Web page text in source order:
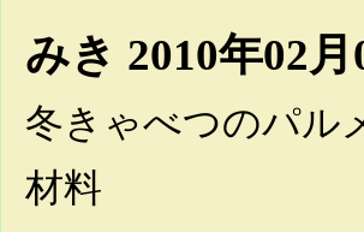
みき 2010年02
冬きゃべつのパル
材料